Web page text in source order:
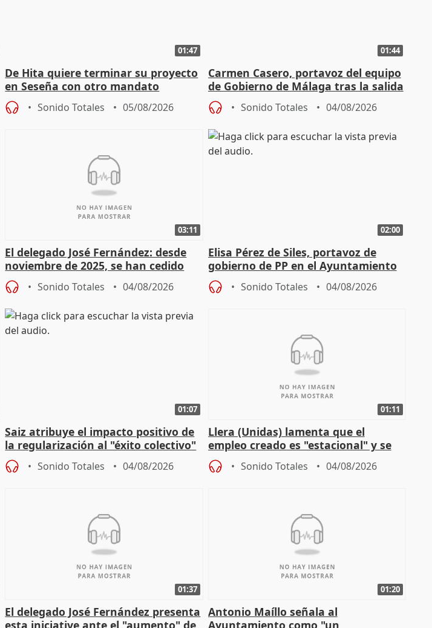
01:47
De Hita quiere terminar su proyecto
en Seseña con otro mandato
Sonido Totales 05/08/2026
01:44
Carmen Casero, portavoz del equipo
de Gobierno de Málaga tras la salida
de Pérez de Siles
Sonido Totales 04/08/2026
03:11
El delegado José Fernández: desde
noviembre de 2025, se han cedido
9.810 ayudas por nacimiento
Sonido Totales 04/08/2026
02:00
Elisa Pérez de Siles, portavoz de
gobierno de PP en el Ayuntamiento
de Málaga, deja la política
Sonido Totales 04/08/2026
01:07
Saiz atribuye el impacto positivo de
la regularización al "éxito colectivo"
del Gobierno
Sonido Totales 04/08/2026
01:11
Llera (Unidas) lamenta que el
empleo creado es "estacional" y se
"esfumará" al acabar el verano
Sonido Totales 04/08/2026
01:37
El delegado José Fernández presenta
esta iniciative ante el "aumento" de
01:20
Antonio Maíllo señala al
Ayuntamiento como "un